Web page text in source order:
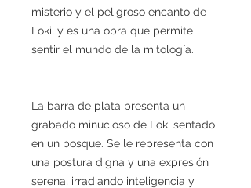
misterio y el peligroso encanto de
Loki, y es una obra que permite
sentir el mundo de la mitología.
La barra de plata presenta un
grabado minucioso de Loki sentado
en un bosque. Se le representa con
una postura digna y una expresión
serena, irradiando inteligencia y